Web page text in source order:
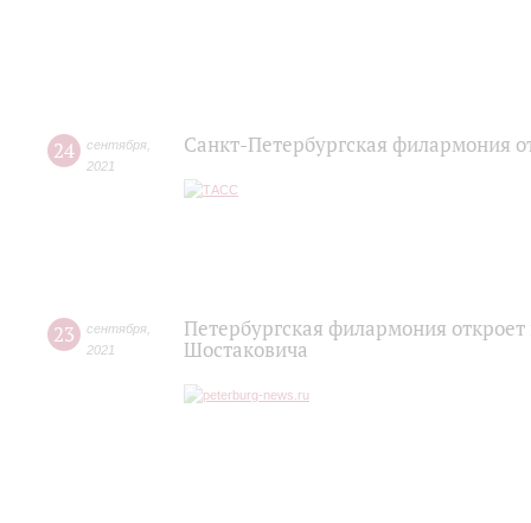
24 сентября
2021
Санкт-Петербургская филармония
23 сентября
2021
Петербургская филармония
Шостаковича